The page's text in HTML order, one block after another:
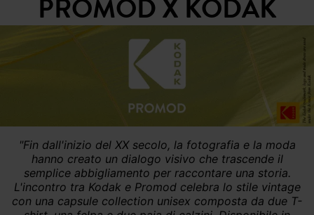
PROMOD X KODAK
"Fin dall'inizio del XX secolo, la fotografia e la moda
hanno creato un dialogo visivo che trascende il
semplice abbigliamento per raccontare una storia.
L'incontro tra Kodak e Promod celebra lo stile vintage
con una capsule collection unisex composta da due T-